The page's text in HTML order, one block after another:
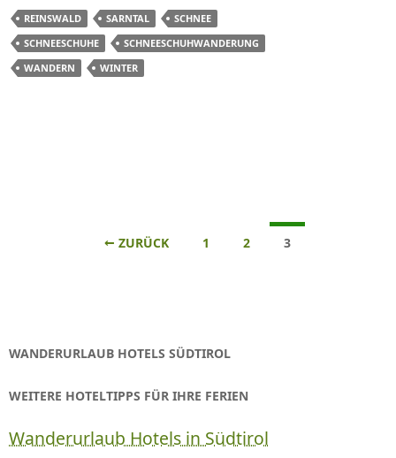
REINSWALD SARNTAL
SCHNEE
SCHNEESCHUHE
SCHNEESCHUHWANDERUNG
WANDERN
WINTER
← ZURÜCK 1 2 3
WANDERURLAUB HOTELS SÜDTIROL
WEITERE HOTELTIPPS FÜR IHRE FERIEN
Wanderurlaub Hotels in Südtirol